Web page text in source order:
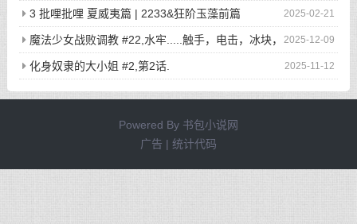
2025-02-21
3 批哩批哩 夏威夷篇 | 2233&狂阶玉藻前篇
2025-12-09
魔法少女战败调教 #22,水牢.....触手，电击，冰块，
高潮寸止.....我在干什么啊我
2025-11-12
化身奴隶的大小姐 #2,第2话.
Powered By 书包小说网
广告 | 统计代码